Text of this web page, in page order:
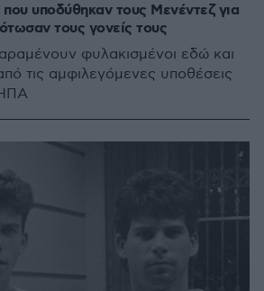
που υποδύθηκαν τους Μενέντεζ για
τους γονείς τους
φυλακισμένοι εδώ και
τις αμφιλεγόμενες υποθέσεις
ΗΠΑ